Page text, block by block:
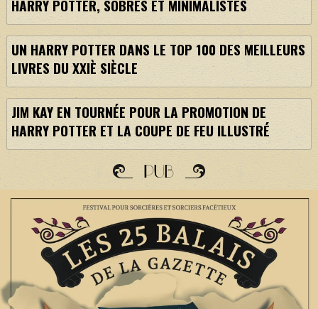
HARRY POTTER, SOBRES ET MINIMALISTES
UN HARRY POTTER DANS LE TOP 100 DES MEILLEURS
LIVRES DU XXIÈ SIÈCLE
JIM KAY EN TOURNÉE POUR LA PROMOTION DE
HARRY POTTER ET LA COUPE DE FEU ILLUSTRÉ
PUB